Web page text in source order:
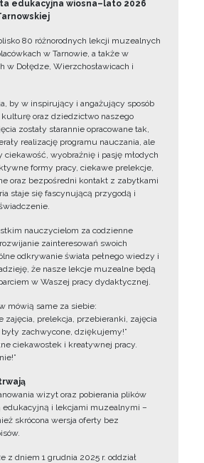
edukacyjna wiosna–lato 2026
80 różnorodnych lekcji muzealnych
w Tarnowie, a także w
w Dołędze, Wierzchosławicach i
by w inspirujący i angażujący sposób
oraz dziedzictwo naszego
zostały starannie opracowane tak,
realizację programu nauczania, ale
ciekawość, wyobraźnię i pasję młodych
formy pracy, ciekawe prelekcje,
oraz bezpośredni kontakt z zabytkami
staje się fascynującą przygodą i
nauczycielom za codzienne
zainteresowań swoich
odkrywanie świata pełnego wiedzy i
że nasze lekcje muzealne będą
w Waszej pracy dydaktycznej.
mówią same za siebie:
zajęcia, prelekcja, przebieranki, zajęcia
zachwycone, dziękujemy!”
ciekawostek i kreatywnej pracy.
wizyt oraz pobierania plików
edukacyjną i lekcjami muzealnymi –
skrócona wersja oferty bez
z dniem 1 grudnia 2025 r. oddział